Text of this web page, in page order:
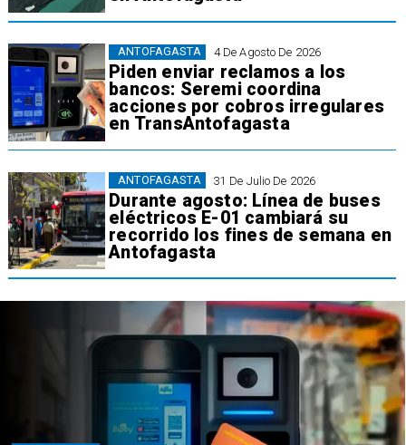
4 De Agosto De 2026
Piden enviar reclamos a los
bancos: Seremi coordina
acciones por cobros irregulares
en TransAntofagasta
ANTOFAGASTA
31 De Julio De 2026
Durante agosto: Línea de buses
eléctricos E-01 cambiará su
recorrido los fines de semana en
Antofagasta
ANTOFAGASTA